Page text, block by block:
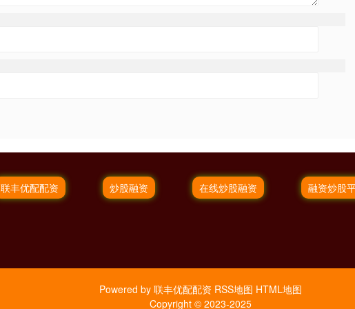
联丰优配配资 炒股融资 在线炒股融资 融资炒股
Powered by 联丰优配配资 RSS地图 HTML地图
Copyright © 2023-2025